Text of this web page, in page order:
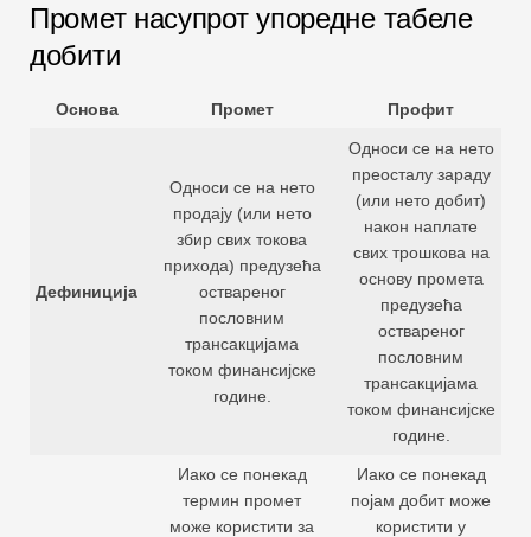
Промет насупрот упоредне табеле
добити
Основа Промет Профит
Дефиниција
Односи се на нето
продају (или нето
збир свих токова
прихода) предузећа
оствареног
пословним
трансакцијама
током финансијске
године.
Односи се на нето
преосталу зараду
(или нето добит)
након наплате
свих трошкова на
основу промета
предузећа
оствареног
пословним
трансакцијама
током финансијске
године.
Иако се понекад
термин промет
може користити за
Иако се понекад
појам добит може
користити у